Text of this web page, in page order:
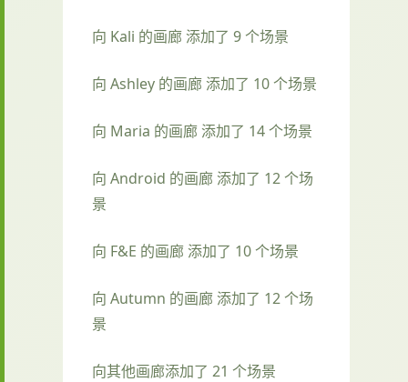
向 Kali 的画廊 添加了 9 个场景
向 Ashley 的画廊 添加了 10 个场景
向 Maria 的画廊 添加了 14 个场景
向 Android 的画廊 添加了 12 个场
景
向 F&E 的画廊 添加了 10 个场景
向 Autumn 的画廊 添加了 12 个场
景
向其他画廊添加了 21 个场景